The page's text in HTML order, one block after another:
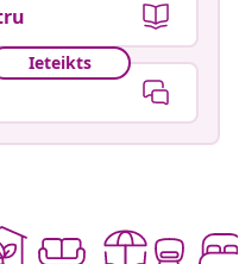
Ieteikts